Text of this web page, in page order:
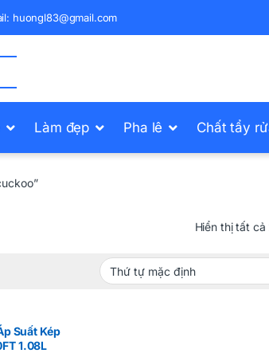
huongl83@gmail.com
Làm đẹp Pha lê Chất tẩy
Hiển thị tất
Suất Kép
1.08L